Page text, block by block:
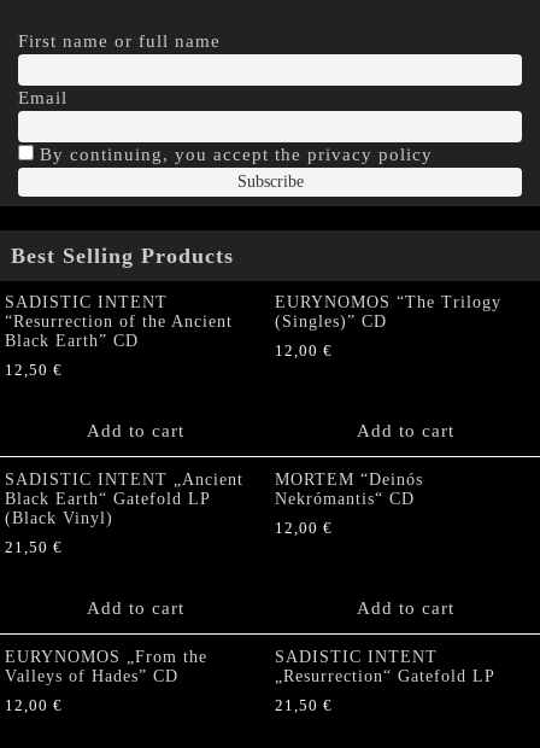
First name or full name
Email
By continuing, you accept the privacy policy
Best Selling Products
SADISTIC INTENT
“Resurrection of the Ancient
Black Earth” CD
12,50 €
Add to cart
EURYNOMOS “The Trilogy
(Singles)” CD
12,00 €
Add to cart
SADISTIC INTENT „Ancient
Black Earth“ Gatefold LP
(Black Vinyl)
21,50 €
Add to cart
MORTEM “Deinós
Nekrómantis“ CD
12,00 €
Add to cart
EURYNOMOS „From the
Valleys of Hades” CD
12,00 €
SADISTIC INTENT
„Resurrection“ Gatefold LP
21,50 €